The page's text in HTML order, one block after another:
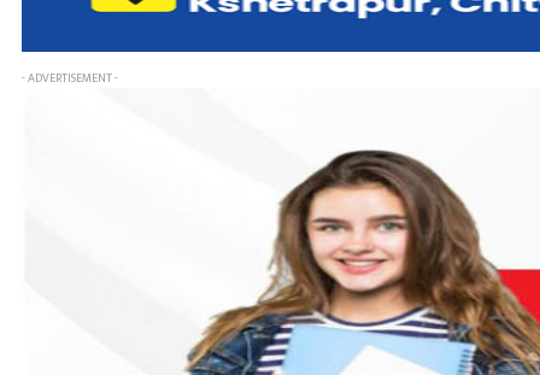
- ADVERTISEMENT -